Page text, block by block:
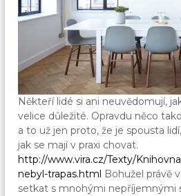
Někteří lidé si ani neuvědomují,
velice důležité. Opravdu něco
a to už jen proto, že je spousta
jak se mají v praxi chovat.
http://www.vira.cz/Texty/
nebyl-trapas.html
Bohužel právě
setkat s mnohými nepříjemnými